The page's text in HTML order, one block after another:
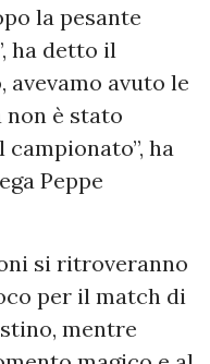
la pesante
ha detto il
avevamo avuto le
non è stato
ha
Peppe
si ritroveranno
per il match di
mentre